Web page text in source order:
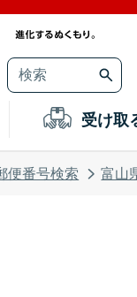
受け取
便番号検索 富山